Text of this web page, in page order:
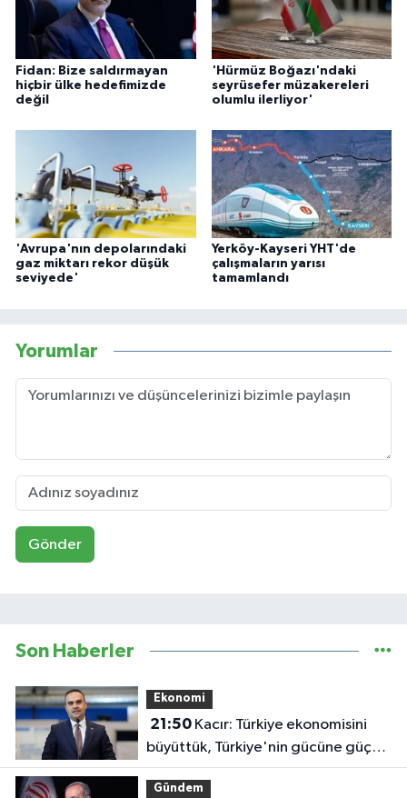
Fidan: Bize saldırmayan
hiçbir ülke hedefimizde
değil
'Hürmüz Boğazı'ndaki
seyrüsefer müzakereleri
olumlu ilerliyor'
'Avrupa'nın depolarındaki
gaz miktarı rekor düşük
seviyede'
Yerköy-Kayseri YHT'de
çalışmaların yarısı
tamamlandı
Yorumlar
Gönder
Son Haberler
Ekonomi
21:50Kacır: Türkiye ekonomisini
büyüttük, Türkiye'nin gücüne güç
kattık
Gündem